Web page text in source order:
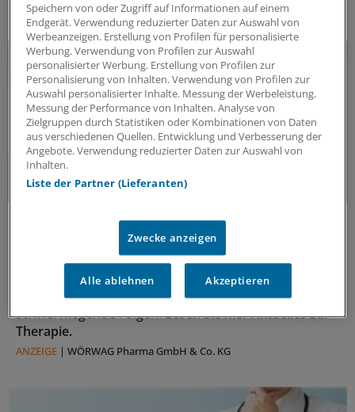
DAS KÖNNTE SIE AUCH INTERESSIEREN
Vitamin-B12-Mangel frühzeitig behandeln!
Müdigkeit und Erschöpfung sind meist die ersten
Symptome eines Vitamin-B12-Mangels. Wird nicht
rechtzeitig behandelt, drohen mitunter
schwerwiegende Folgen.Lesen Sie hier Aktuelles zur
Therapie.
ANZEIGE | WÖRWAG Pharma GmbH & Co. KG
Speichern von oder Zugriff auf Informationen auf einem
Endgerät. Verwendung reduzierter Daten zur Auswahl von
Werbeanzeigen. Erstellung von Profilen für personalisierte
Werbung. Verwendung von Profilen zur Auswahl
personalisierter Werbung. Erstellung von Profilen zur
Personalisierung von Inhalten. Verwendung von Profilen zur
Auswahl personalisierter Inhalte. Messung der Werbeleistung.
Messung der Performance von Inhalten. Analyse von
Zielgruppen durch Statistiken oder Kombinationen von Daten
aus verschiedenen Quellen. Entwicklung und Verbesserung der
Angebote. Verwendung reduzierter Daten zur Auswahl von
Inhalten.
Liste der Partner (Lieferanten)
Zwecke anzeigen
Alle ablehnen Akzeptieren